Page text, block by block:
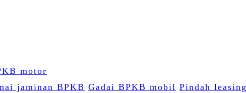
jaminan BPKB Gadai BPKB mobil Pindah leasing